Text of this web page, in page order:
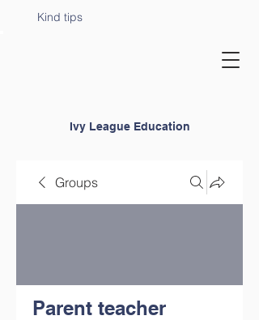
Ivy League Education
Kind tips
Groups
Parent teacher